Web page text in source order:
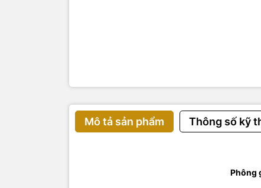
Mô tả sản phẩm Thông số kỹ
Phông